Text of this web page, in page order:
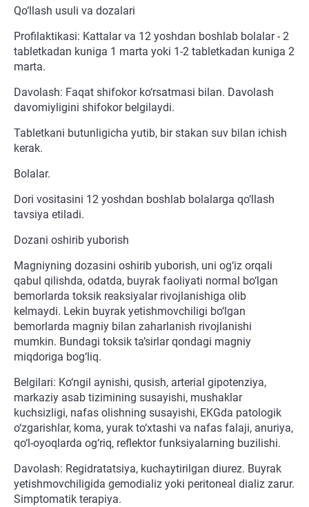
Qo‘llash usuli va dozalari
Profilaktikasi: Kattalar va 12 yoshdan boshlab bolalar - 2
tabletkadan kuniga 1 marta yoki 1-2 tabletkadan kuniga 2
marta.
Davolash: Faqat shifokor ko‘rsatmasi bilan. Davolash
davomiyligini shifokor belgilaydi.
Tabletkani butunligicha yutib, bir stakan suv bilan ichish
kerak.
Bolalar.
Dori vositasini 12 yoshdan boshlab bolalarga qo‘llash
tavsiya etiladi.
Dozani oshirib yuborish
Magniyning dozasini oshirib yuborish, uni og‘iz orqali
qabul qilishda, odatda, buyrak faoliyati normal bo‘lgan
bemorlarda toksik reaksiyalar rivojlanishiga olib
kelmaydi. Lekin buyrak yetishmovchiligi bo‘lgan
bemorlarda magniy bilan zaharlanish rivojlanishi
mumkin. Bundagi toksik ta’sirlar qondagi magniy
miqdoriga bog‘liq.
Belgilari: Ko‘ngil aynishi, qusish, arterial gipotenziya,
markaziy asab tizimining susayishi, mushaklar
kuchsizligi, nafas olishning susayishi, EKGda patologik
o‘zgarishlar, koma, yurak to‘xtashi va nafas falaji, anuriya,
qo‘l-oyoqlarda og‘riq, reflektor funksiyalarning buzilishi.
Davolash: Regidratatsiya, kuchaytirilgan diurez. Buyrak
yetishmovchiligida gemodializ yoki peritoneal dializ zarur.
Simptomatik terapiya.